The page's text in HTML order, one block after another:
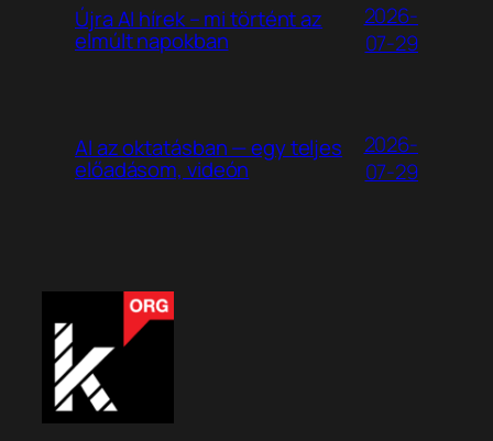
Újra AI hírek – mi történt az
elmúlt napokban
2026-
07-29
AI az oktatásban — egy teljes
előadásom, videón
2026-
07-29